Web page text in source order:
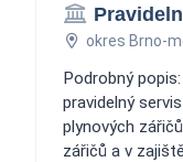
okres Brno-
Podrobný
pravidelný
plynových
zářičů a v